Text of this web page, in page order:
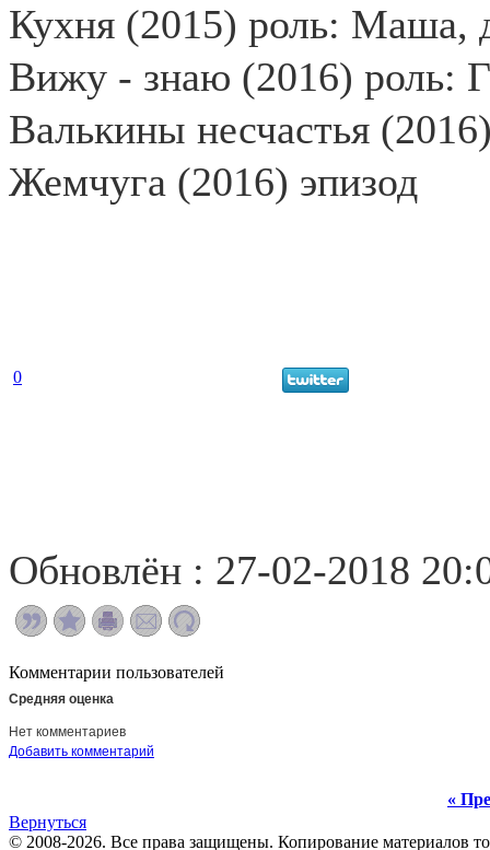
Кухня (2015) роль: Маша,
Вижу - знаю (2016) роль:
Валькины несчастья
Жемчуга (2016) эпизод
0
Обновлён : 27-02-2018
Комментарии пользователей
Средняя оценка
Нет комментариев
Добавить комментарий
«
Вернуться
© 2008-2026. Все права защищены. Копирование материалов